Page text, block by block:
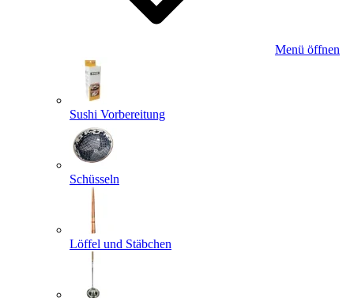
Menü öffnen
Sushi Vorbereitung
Schüsseln
Löffel und Stäbchen